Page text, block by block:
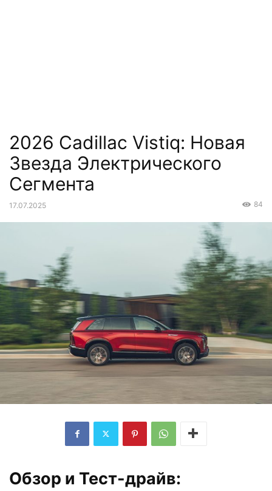
2026 Cadillac Vistiq: Новая
Звезда Электрического
Сегмента
17.07.2025 84
Обзор и Тест-драйв: